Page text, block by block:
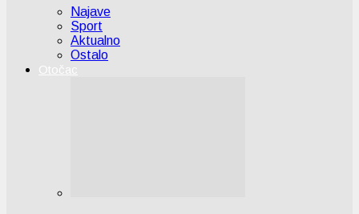
Najave
Sport
Aktualno
Ostalo
Otočac